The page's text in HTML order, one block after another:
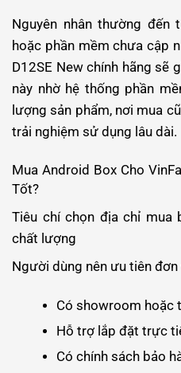
Nguyên nhân thường
hoặc phần mềm chưa cập
D12SE New chính hãng sẽ
này nhờ hệ thống phần
lượng sản phẩm, nơi mua
trải nghiệm sử dụng lâu dài.
Mua Android Box Cho
Tốt?
Tiêu chí chọn địa chỉ mua
chất lượng
Người dùng nên ưu tiên đơn
Có showroom hoặc
Hỗ trợ lắp đặt trực
Có chính sách bảo